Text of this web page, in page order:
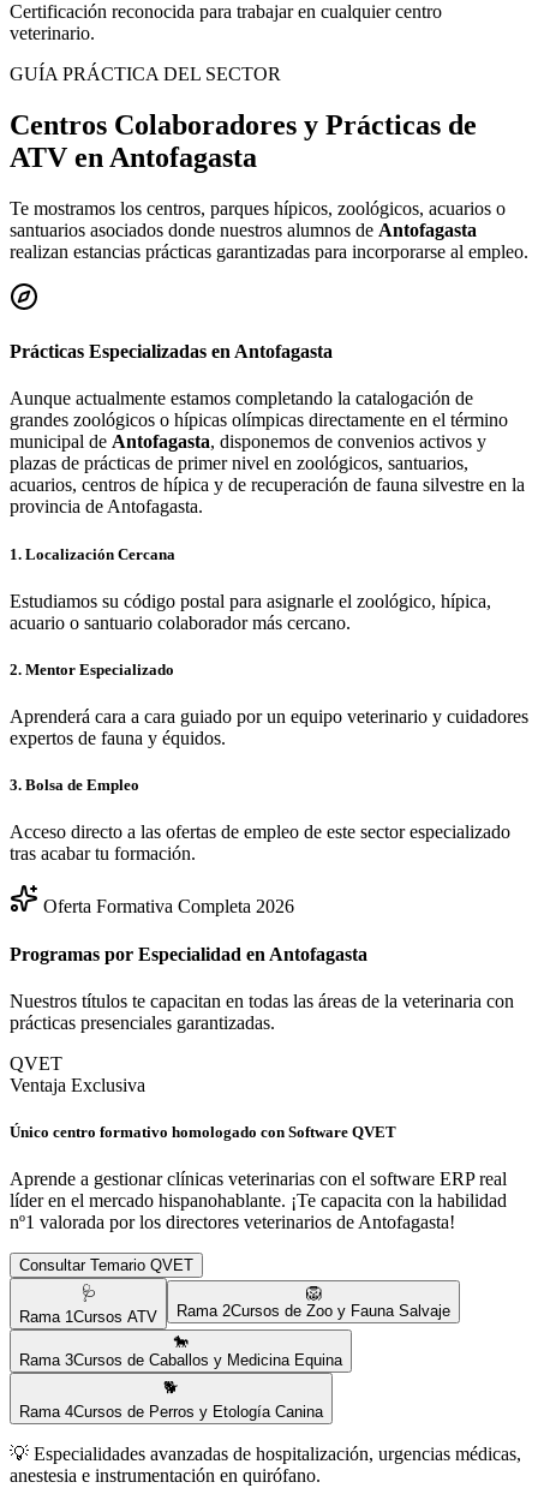
Certificación reconocida para trabajar en cualquier centro
veterinario.
GUÍA PRÁCTICA DEL SECTOR
Centros Colaboradores y Prácticas de
ATV en Antofagasta
Te mostramos los centros, parques hípicos, zoológicos, acuarios o
santuarios asociados donde nuestros alumnos de Antofagasta
realizan estancias prácticas garantizadas para incorporarse al empleo.
Prácticas Especializadas en Antofagasta
Aunque actualmente estamos completando la catalogación de
grandes zoológicos o hípicas olímpicas directamente en el término
municipal de Antofagasta, disponemos de convenios activos y
plazas de prácticas de primer nivel en zoológicos, santuarios,
acuarios, centros de hípica y de recuperación de fauna silvestre en la
provincia deAntofagasta.
1. Localización Cercana
Estudiamos su código postal para asignarle el zoológico, hípica,
acuario o santuario colaborador más cercano.
2. Mentor Especializado
Aprenderá cara a cara guiado por un equipo veterinario y cuidadores
expertos de fauna y équidos.
3. Bolsa de Empleo
Acceso directo a las ofertas de empleo de este sector especializado
tras acabar tu formación.
Oferta Formativa Completa 2026
Programas por Especialidad en Antofagasta
Nuestros títulos te capacitan en todas las áreas de la veterinaria con
prácticas presenciales garantizadas.
QVET
Ventaja Exclusiva
Único centro formativo homologado con Software QVET
Aprende a gestionar clínicas veterinarias con el software ERP real
líder en el mercado hispanohablante. ¡Te capacita con la habilidad
nº1 valorada por los directores veterinarios de Antofagasta!
Consultar Temario QVET
🩺
Rama 1Cursos ATV
🦁
Rama 2Cursos de Zoo y Fauna Salvaje
🐎
Rama 3Cursos de Caballos y Medicina Equina
🐕
Rama 4Cursos de Perros y Etología Canina
💡 Especialidades avanzadas de hospitalización, urgencias médicas,
anestesia e instrumentación en quirófano.